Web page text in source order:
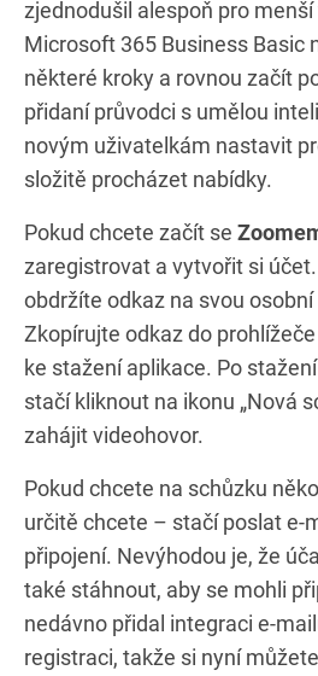
zjednodušil alespoň pro
Microsoft 365 Business Basic
některé kroky a rovnou začít
přidaní průvodci s umělou
novým uživatelkám nastavit
složitě procházet nabídky.
Pokud chcete začít se
zaregistrovat a vytvořit si
obdržíte odkaz na svou
Zkopírujte odkaz do
ke stažení aplikace. Po
stačí kliknout na ikonu „Nová
zahájit videohovor.
Pokud chcete na schůzku
určitě chcete – stačí poslat e-
připojení. Nevýhodou je, že
také stáhnout, aby se mohli
nedávno přidal integraci e-
registraci, takže si nyní